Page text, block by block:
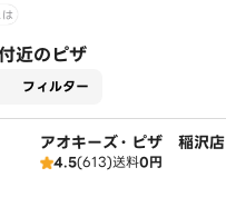
近のピザ
フィルター
アオキーズ・ピザ 稲沢店
4.5(613)送料0円